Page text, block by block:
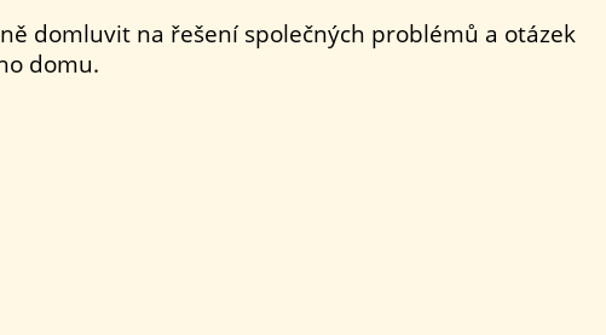
domluvit na řešení společných problémů a otázek
domu.